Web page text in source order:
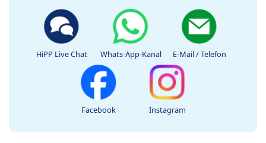
HiPP Live Chat Whats-App-Kanal E-Mail / Telefon
Facebook Instagram